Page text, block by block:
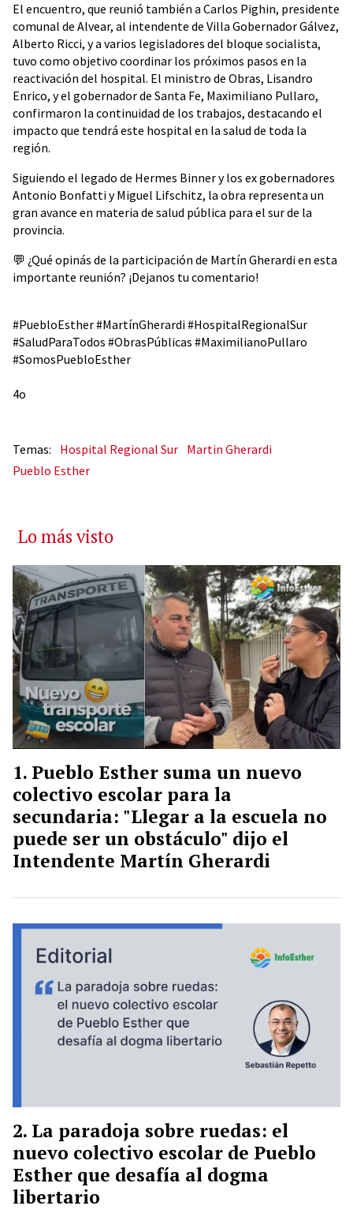
El encuentro, que reunió también a Carlos Pighin, presidente
comunal de Alvear, al intendente de Villa Gobernador Gálvez,
Alberto Ricci, y a varios legisladores del bloque socialista,
tuvo como objetivo coordinar los próximos pasos en la
reactivación del hospital. El ministro de Obras, Lisandro
Enrico, y el gobernador de Santa Fe, Maximiliano Pullaro,
confirmaron la continuidad de los trabajos, destacando el
impacto que tendrá este hospital en la salud de toda la
región.
Siguiendo el legado de Hermes Binner y los ex gobernadores
Antonio Bonfatti y Miguel Lifschitz, la obra representa un
gran avance en materia de salud pública para el sur de la
provincia.
💬 ¿Qué opinás de la participación de Martín Gherardi en esta
importante reunión? ¡Dejanos tu comentario!
#PuebloEsther #MartínGherardi #HospitalRegionalSur
#SaludParaTodos #ObrasPúblicas #MaximilianoPullaro
#SomosPuebloEsther
4o
Hospital Regional Sur Martin Gherardi
Pueblo Esther
Lo más visto
Pueblo Esther suma un nuevo
colectivo escolar para la
secundaria: "Llegar a la escuela no
puede ser un obstáculo" dijo el
Intendente Martín Gherardi
La paradoja sobre ruedas: el
nuevo colectivo escolar de Pueblo
Esther que desafía al dogma
libertario